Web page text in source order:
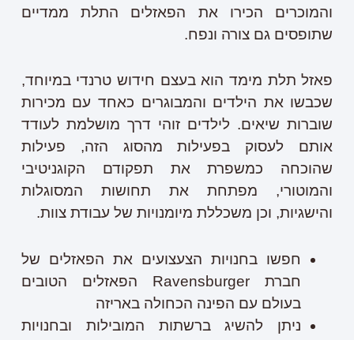
והמוכרים הכירו את הפאזלים התלת ממדיים
שתופסים גם צורה ונפח.
פאזל תלת מימד הוא בעצם חידוש טרנדי במיוחד,
שכבשו את הילדים והמבוגרים כאחד עם מכירות
שוברות שיאים. לילדים זוהי דרך מושלמת לעודד
אותם לעסוק בפעילות מהסוג הזה, פעילות
שהוכחה כמשפרת את תפקודם הקוגניטיבי
והמוטורי, מפתחת את תחושות המסוגלות
והישגיות, וכן משכללת מיומנויות של עבודת צוות.
חפשו בחנויות הצעצועים את הפאזלים של
חברת Ravensburger הפאזלים הטובים
בעולם עם הפינה הכחולה באריזה
ניתן להשיג ברשתות המובילות ובחנויות